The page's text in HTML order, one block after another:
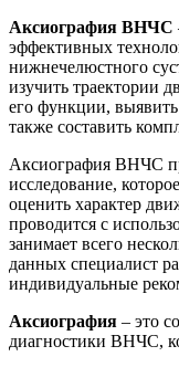
Аксиография ВНЧС
эффективных
нижнечелюстного
изучить траектории
его функции,
также составить
Аксиография ВНЧС
исследование,
оценить характер
проводится с
занимает всего
данных специалист
индивидуальные
Аксиография – это
диагностики ВНЧС,